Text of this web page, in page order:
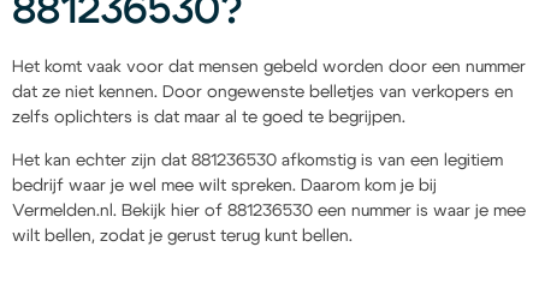
881236530?
Het komt vaak voor dat mensen gebeld worden door een nummer
dat ze niet kennen. Door ongewenste belletjes van verkopers en
zelfs oplichters is dat maar al te goed te begrijpen.
Het kan echter zijn dat 881236530 afkomstig is van een legitiem
bedrijf waar je wel mee wilt spreken. Daarom kom je bij
Vermelden.nl. Bekijk hier of 881236530 een nummer is waar je mee
wilt bellen, zodat je gerust terug kunt bellen.